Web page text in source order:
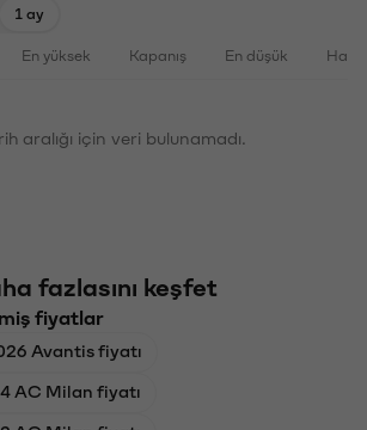
1 ay
En yüksek Kapanış En düşük
aralığı için veri bulunamadı.
fazlasını keşfet
fiyatlar
Avantis fiyatı
AC Milan fiyatı